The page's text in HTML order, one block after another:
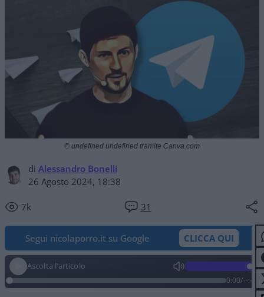
di Alessandro Bonelli
26 Agosto 2024, 18:38
7k 31
© undefined undefined tramite Canva.com
Segui nicolaporro.it su Google CLICCA QUI
Ascolta l'articolo
0:00/--:--